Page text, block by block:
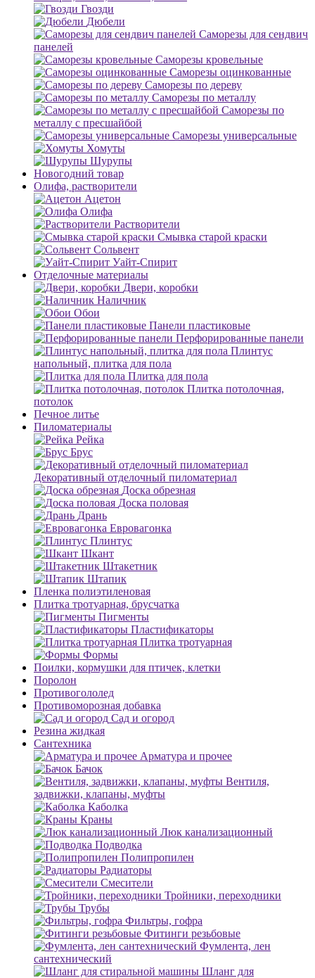
Гвозди
Дюбели
Саморезы для сендвич
панелей
Саморезы кровельные
Саморезы оцинкованные
Саморезы по дереву
Саморезы по металлу
Саморезы по
металлу с пресшайбой
Саморезы универсальные
Хомуты
Шурупы
Новогодний товар
Олифа, растворители
Ацетон
Олифа
Растворители
Смывка старой краски
Сольвент
Уайт-Спирит
Отделочные материалы
Двери, коробки
Наличник
Обои
Панели пластиковые
Перфорированные панели
Плинтус
напольный, плитка для пола
Плитка для пола
Плитка потолочная,
потолок
Печное литье
Пиломатериалы
Рейка
Брус
Декоративный отделочный пиломатериал
Доска обрезная
Доска половая
Дрань
Евровагонка
Плинтус
Шкант
Штакетник
Штапик
Пленка полиэтиленовая
Плитка тротуарная, брусчатка
Пигменты
Пластификаторы
Плитка тротуарная
Формы
Поилки, кормушки для птичек, клетки
Поролон
Противогололед
Противоморозная добавка
Сад и огород
Резина жидкая
Сантехника
Арматура и прочее
Бачок
Вентиля,
задвижки, клапаны, муфты
Каболка
Краны
Люк канализационный
Подводка
Полипропилен
Радиаторы
Смесители
Тройники, переходники
Трубы
Фильтры, гофра
Фитинги резьбовые
Фумлента, лен
сантехнический
Шланг для